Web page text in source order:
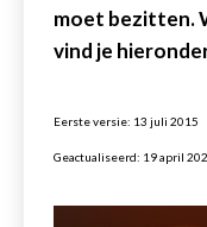
moet bezitten.
vind je
Eerste versie: 13 juli 2015
Geactualiseerd: 19 april